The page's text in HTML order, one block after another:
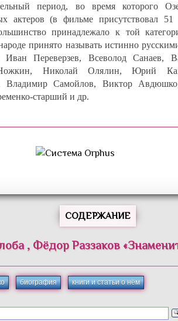
период, во время которого
актеров (в фильме присутствовал 51
принадлежало к той
принято называть истинно
Переверзев, Всеволод Санаев,
Николай Олялин, Юрий
Владимир Самойлов, Виктор
старший и др.
СОДЕРЖАНИЕ
, Фёдор Раззаков«
биография книги и статьи о нём